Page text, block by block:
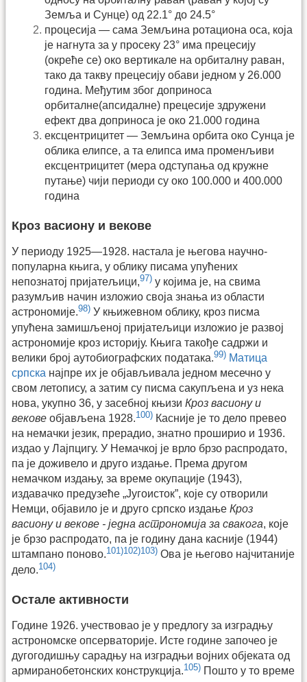
Земља и Сунце) од 22.1° до 24.5°
процесија — сама Земљина ротациона оса, која
је нагнута за у просеку 23° има прецесију
(окреће се) око вертикале на орбиталну раван,
тако да такву прецесију обави једном у 26.000
година. Међутим због доприноса
орбиталне(апсидалне) прецесије здружени
ефект два доприноса је око 21.000 година
ексцентрицитет — Земљина орбита око Сунца је
облика елипсе, а та елипса има променљиви
ексцентрицитет (мера одступања од кружне
путање) чији периоди су око 100.000 и 400.000
година
Кроз васиону и векове
У периоду 1925—1928. настала је његова научно-
популарна књига, у облику писама упућених
непознатој пријатељици,97) у којима је, на свима
разумљив начин изложио своја знања из области
астрономије.98) У књижевном облику, кроз писма
упућена замишљеној пријатељици изложио је развој
астрономије кроз историју. Књига такође садржи и
велики број аутобиографских података.99) Матица
српска најпре их је објављивала једном месечно у
свом летопису, а затим су писма сакупљена и уз нека
нова, укупно 36, у засебној књизи Кроз васиону и
векове објављена 1928.100) Касније је то дело превео
на немачки језик, прерадио, знатно проширио и 1936.
издао у Лајпцигу. У Немачкој је врло брзо распродато,
па је доживело и друго издање. Према другом
немачком издању, за време окупације (1943),
издавачко предузеће „Југоисток”, које су отворили
Немци, објавило је и друго српско издање Кроз
васиону и векове - једна астрономија за свакога, које
је брзо распродато, па је годину дана касније (1944)
штампано поново.101)102)103) Ова је његово најчитаније
дело.104)
Остале активности
Године 1926. учествовао је у предлогу за изградњу
астрономске опсерваторије. Исте године започео је
дугогодишњу сарадњу на изградњи војних објеката од
армиранобетонских конструкција.105) Пошто у то време